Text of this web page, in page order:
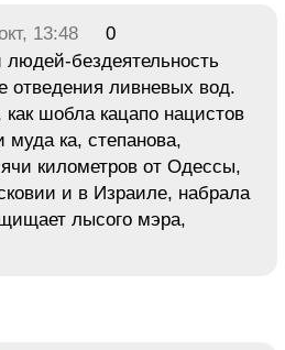
13:48
0
людей-бездеятельность
отведения ливневых вод.
как шобла кацапо нацистов
муда ка, степанова,
километров от Одессы,
и в Израиле, набрала
лысого мэра,